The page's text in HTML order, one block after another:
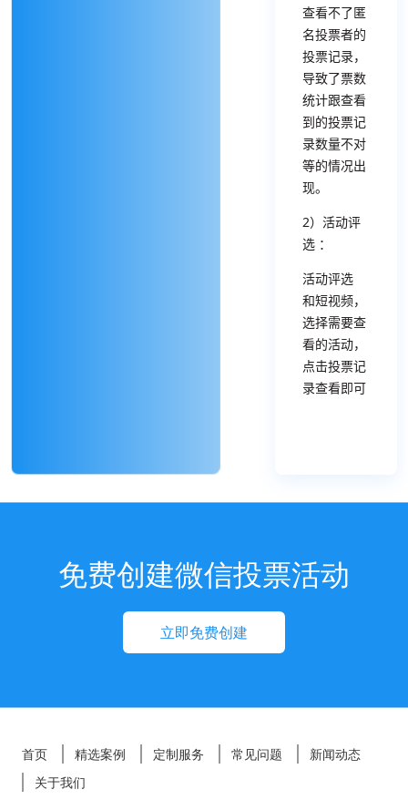
查看不了匿
名投票者的
投票记录，
导致了票数
统计跟查看
到的投票记
录数量不对
等的情况出
现。
2）活动评
选 ：
活动评选
和短视频，
选择需要查
看的活动，
点击投票记
录查看即可
免费创建微信投票活动
立即免费创建
首页 精选案例 定制服务 常见问题
新闻动态
关于我们